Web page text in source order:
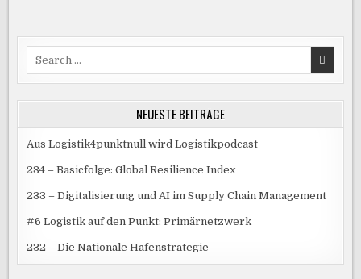
NEUESTE BEITRÄGE
Aus Logistik4punktnull wird Logistikpodcast
234 – Basicfolge: Global Resilience Index
233 – Digitalisierung und AI im Supply Chain Management
#6 Logistik auf den Punkt: Primärnetzwerk
232 – Die Nationale Hafenstrategie